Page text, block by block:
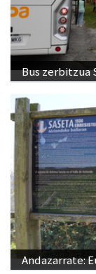
Bus zerbitzua
Andazarrate: